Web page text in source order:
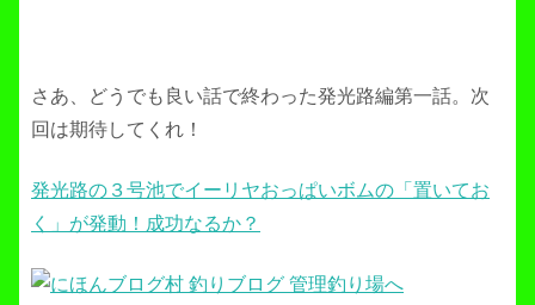
さあ、どうでも良い話で終わった発光路編第一話。次
回は期待してくれ！
発光路の３号池でイーリヤおっぱいボムの「置いてお
く」が発動！成功なるか？